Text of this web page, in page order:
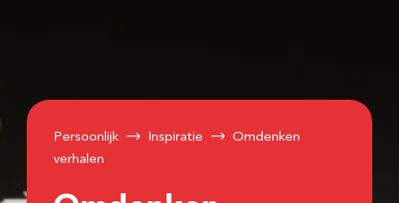
Persoonlijk Inspiratie
Omdenken
verhalen